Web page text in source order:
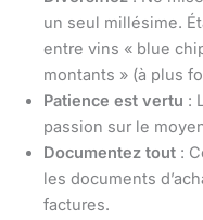
un seul millésime.
entre vins « blue
montants » (à plus
Patience est vertu :
passion sur le
Documentez tout :
les documents
factures.